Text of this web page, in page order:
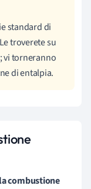
standard di
troverete su
vi torneranno
di entalpia.
combustione